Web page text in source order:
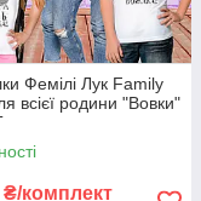
Фемілі Лук Family
всієї родини "Вовки"
₴/комплект